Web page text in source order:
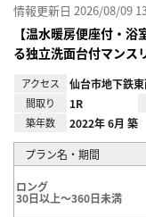
情報更新日 2026/08/09
【温水暖房便座付・
る独立洗面台付マンス
アクセス 仙台市地下鉄
間取り 1R
築年数 2022年 6月 築
プラン名・期間
ロング
30日以上～360日未満